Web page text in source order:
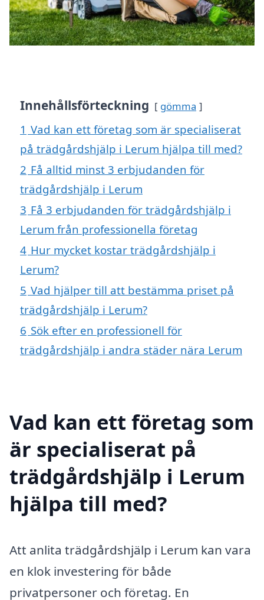
Innehållsförteckning gömma
1 Vad kan ett företag som är specialiserat
på trädgårdshjälp i Lerum hjälpa till med?
2 Få alltid minst 3 erbjudanden för
trädgårdshjälp i Lerum
3 Få 3 erbjudanden för trädgårdshjälp i
Lerum från professionella företag
4 Hur mycket kostar trädgårdshjälp i
Lerum?
5 Vad hjälper till att bestämma priset på
trädgårdshjälp i Lerum?
6 Sök efter en professionell för
trädgårdshjälp i andra städer nära Lerum
Vad kan ett företag som
är specialiserat på
trädgårdshjälp i Lerum
hjälpa till med?
Att anlita trädgårdshjälp i Lerum kan vara
en klok investering för både
privatpersoner och företag. En